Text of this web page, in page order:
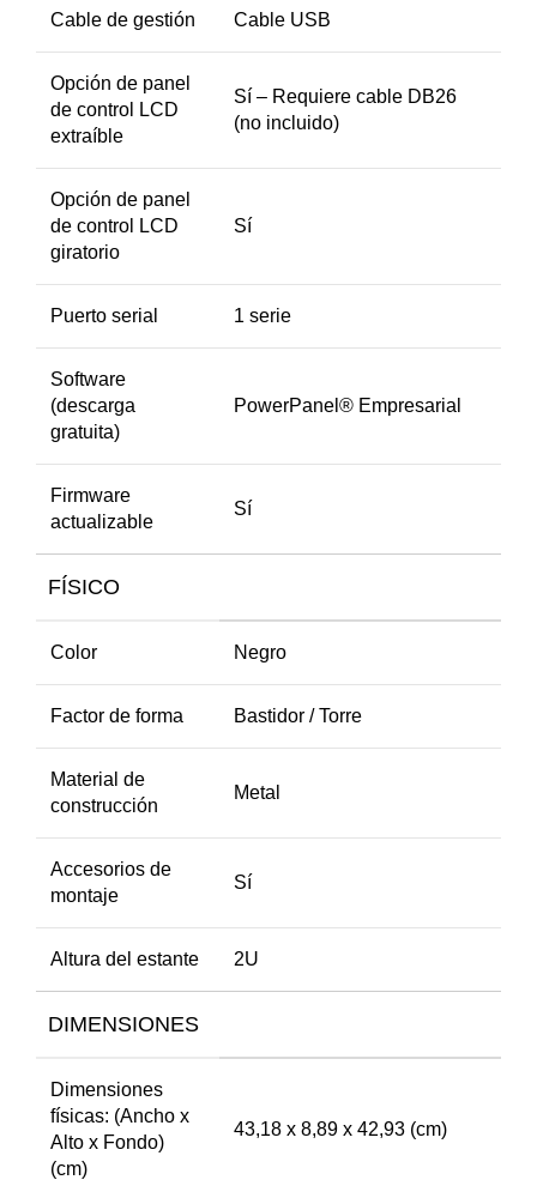
Cable de gestión Cable USB
Opción de panel
de control LCD
extraíble
Sí – Requiere cable DB26
(no incluido)
Opción de panel
de control LCD
giratorio
Sí
Puerto serial 1 serie
Software
(descarga
gratuita)
PowerPanel® Empresarial
Firmware
actualizable
Sí
FÍSICO
Color Negro
Factor de forma Bastidor / Torre
Material de
construcción
Metal
Accesorios de
montaje
Sí
Altura del estante 2U
DIMENSIONES
Dimensiones
físicas: (Ancho x
Alto x Fondo)
(cm)
43,18 x 8,89 x 42,93 (cm)